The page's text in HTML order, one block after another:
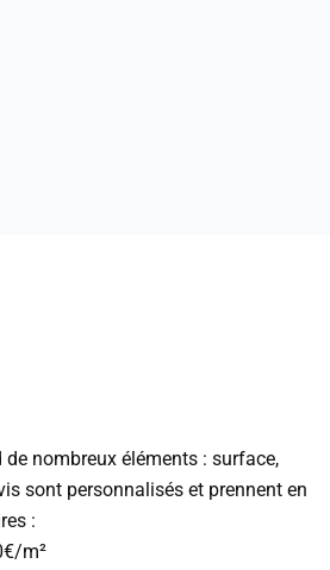
de nombreux éléments : surface,
sont personnalisés et prennent en
:
m²